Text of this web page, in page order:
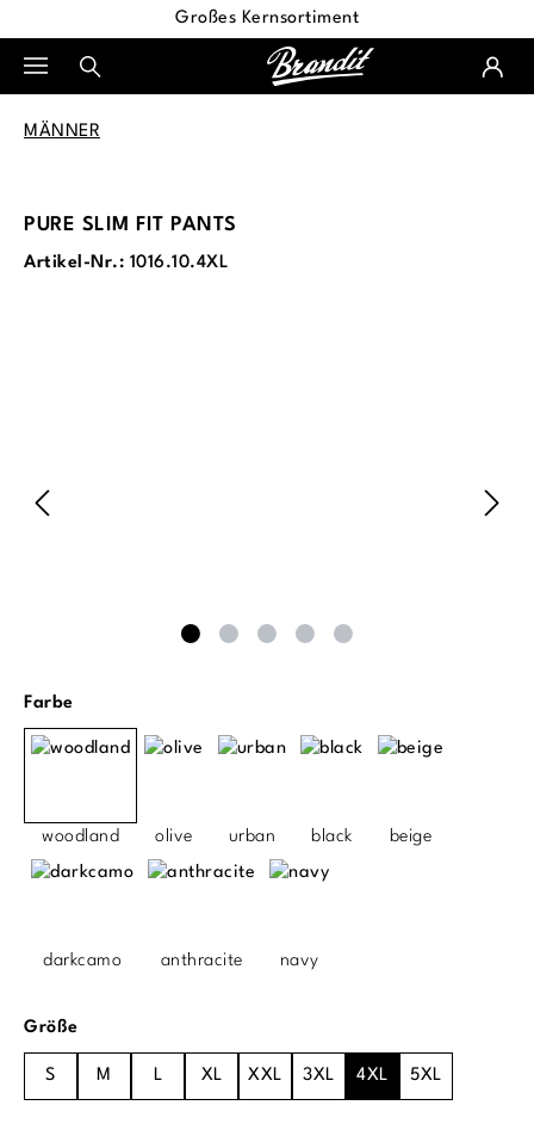
Großes Kernsortiment
MÄNNER
PURE SLIM FIT PANTS
Artikel-Nr.: 1016.10.4XL
Farbeauswählen
woodland olive urban black beige
darkcamo anthracite navy
Größeauswählen
S M L XL XXL 3XL 4XL 5XL